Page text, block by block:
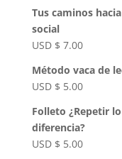
Tus caminos
social
USD $ 7.00
Método vaca de
USD $ 5.00
Folleto ¿Repetir
diferencia?
USD $ 5.00